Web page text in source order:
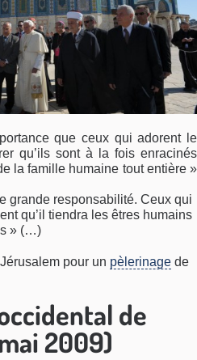
que ceux qui adorent le
qu’ils sont à la fois enracinés
la famille humaine tout entière »
grande responsabilité. Ceux qui
qu’il tiendra les êtres humains
» (…)
pour un pèlerinage de
de
2009)